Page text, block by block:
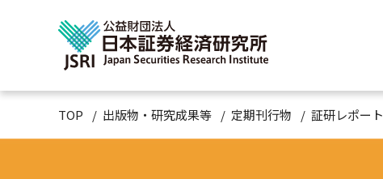
TOP 出版物・研究成果等 定期刊行物 証研レポート